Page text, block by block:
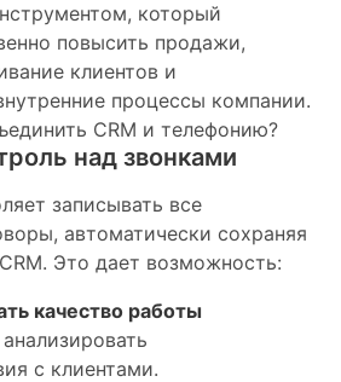
который
повысить продажи,
клиентов и
процессы компании.
CRM и телефонию?
над звонками
записывать все
автоматически сохраняя
Это дает возможность:
качество работы
анализировать
с клиентами.